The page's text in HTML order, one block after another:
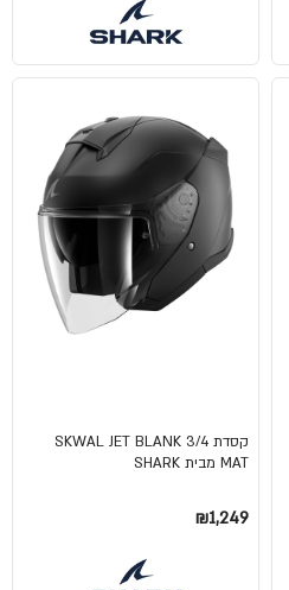
קסדת 3/4 SKWAL JET BLANK
MAT מבית SHARK
₪1,249